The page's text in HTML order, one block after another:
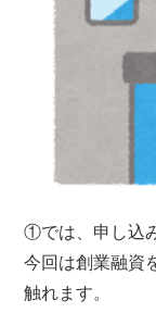
①では、申し込
今回は創業融資
触れます。